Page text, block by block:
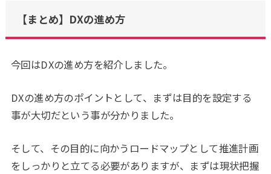
【まとめ】DXの進め方
今回はDXの進め方を紹介しました。
DXの進め方のポイントとして、まずは目的を設定する
事が大切だという事が分かりました。
そして、その目的に向かうロードマップとして推進計画
をしっかりと立てる必要がありますが、まずは現状把握